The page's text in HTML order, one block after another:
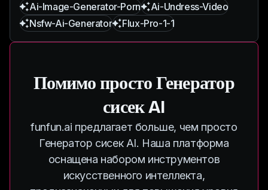
Ai-Image-Generator-Porn
Ai-Undress-Video
Nsfw-Ai-Generator
Flux-Pro-1-1
Помимо просто Генератор
сисек AI
funfun.ai предлагает больше, чем просто
Генератор сисек AI. Наша платформа
оснащена набором инструментов
искусственного интеллекта,